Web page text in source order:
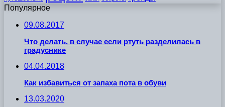
Популярное
09.08.2017
Что делать, в случае если ртуть разделилась в
градуснике
04.04.2018
Как избавиться от запаха пота в обуви
13.03.2020